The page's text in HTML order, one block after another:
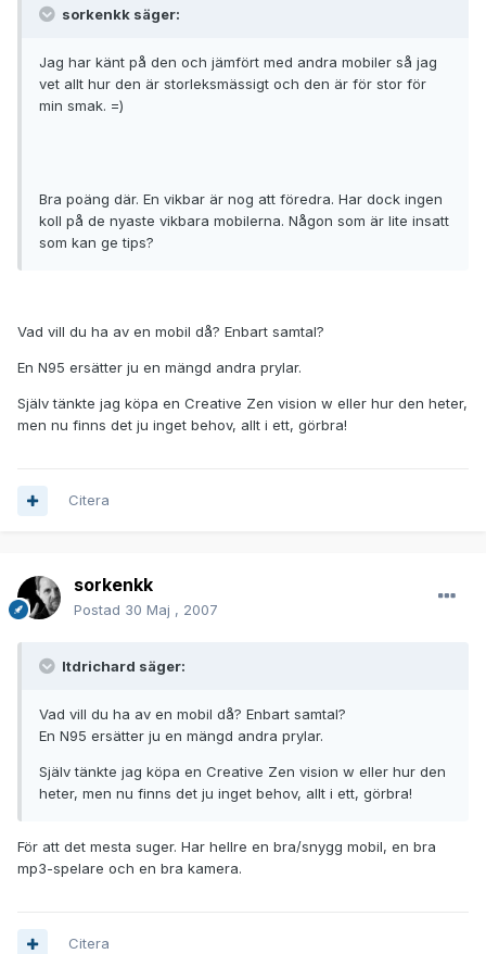
sorkenkk säger:
Jag har känt på den och jämfört med andra mobiler så jag
vet allt hur den är storleksmässigt och den är för stor för
min smak. =)
Bra poäng där. En vikbar är nog att föredra. Har dock ingen
koll på de nyaste vikbara mobilerna. Någon som är lite insatt
som kan ge tips?
Vad vill du ha av en mobil då? Enbart samtal?
En N95 ersätter ju en mängd andra prylar.
Själv tänkte jag köpa en Creative Zen vision w eller hur den heter,
men nu finns det ju inget behov, allt i ett, görbra!
Citera
sorkenkk
Postad 30 Maj , 2007
ltdrichard säger:
Vad vill du ha av en mobil då? Enbart samtal?
En N95 ersätter ju en mängd andra prylar.
Själv tänkte jag köpa en Creative Zen vision w eller hur den
heter, men nu finns det ju inget behov, allt i ett, görbra!
För att det mesta suger. Har hellre en bra/snygg mobil, en bra
mp3-spelare och en bra kamera.
Citera